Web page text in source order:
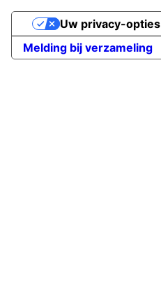
Melding bij verzameling
Uw privacy-opties